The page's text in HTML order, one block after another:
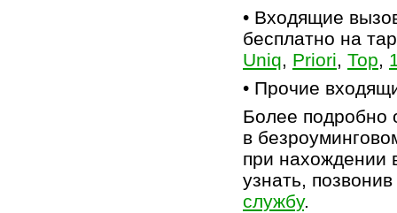
• Входящие
бесплатно на
Uniq
Priori Top
• Прочие
Более подробно
в
при нахождении
узнать,
службу.